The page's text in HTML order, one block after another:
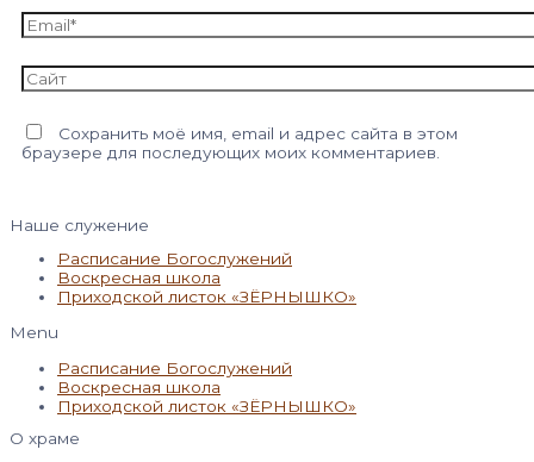
Email*
Сайт
Сохранить моё имя, email и адрес сайта в этом
браузере для последующих моих комментариев.
Наше служение
Расписание Богослужений
Воскресная школа
Приходской листок «ЗЁРНЫШКО»
Menu
Расписание Богослужений
Воскресная школа
Приходской листок «ЗЁРНЫШКО»
О храме